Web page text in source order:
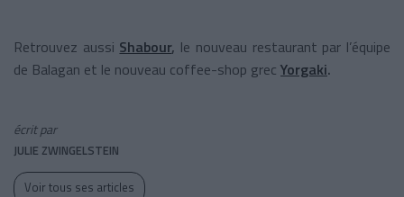
Retrouvez aussi Shabour, le nouveau restaurant par l’équipe
de Balagan et le nouveau coffee-shop grec Yorgaki.
écrit par
JULIE ZWINGELSTEIN
Voir tous ses articles